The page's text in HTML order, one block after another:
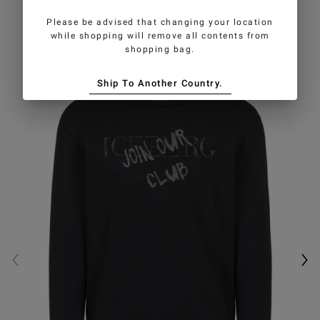
Please be advised that changing your location
while shopping will remove all contents from
shopping bag.
Ship To Another Country.